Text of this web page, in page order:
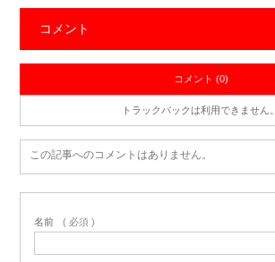
コメント
コメント (0)
トラックバックは利用できません。
この記事へのコメントはありません。
名前 ( 必須 )